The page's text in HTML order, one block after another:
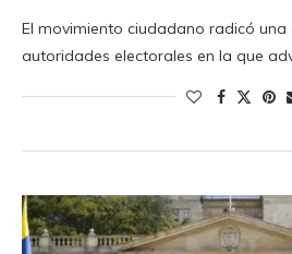
El movimiento ciudadano radicó una
autoridades electorales en la que